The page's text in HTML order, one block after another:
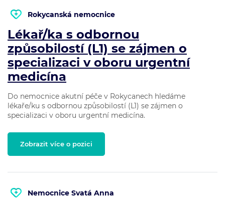
Rokycanská nemocnice
Lékař/ka s odbornou
způsobilostí (L1) se zájmen o
specializaci v oboru urgentní
medicína
Do nemocnice akutní péče v Rokycanech hledáme
lékaře/ku s odbornou způsobilostí (L1) se zájmen o
specializaci v oboru urgentní medicína.
Zobrazit více o pozici
Nemocnice Svatá Anna